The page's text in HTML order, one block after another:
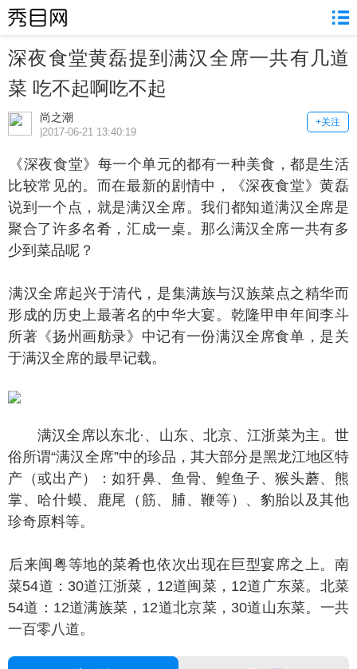
深夜食堂黄磊提到满汉全席一共有几道
菜 吃不起啊吃不起
尚之潮 +关注
|2017-06-21 13:40:19
夜食堂》每一个单元的都有一种美食，都是生活
比较常见的。而在最新的剧情中，《深夜食堂》黄磊
说到一个点，就是满汉全席。我们都知道满汉全席是
聚合了许多名肴，汇成一桌。那么满汉全席一共有多
少到菜品呢？
全席起兴于清代，是集满族与汉族菜点之精华而
形成的历史上最著名的中华大宴。乾隆甲申年间李斗
所著《扬州画舫录》中记有一份满汉全席食单，是关
于满汉全席的最早记载。
满汉全席以东北·、山东、北京、江浙菜为主。世
俗所谓“满汉全席”中的珍品，其大部分是黑龙江地区特
产（或出产）：如犴鼻、鱼骨、鳇鱼子、猴头蘑、熊
掌、哈什蟆、鹿尾（筋、脯、鞭等）、豹胎以及其他
珍奇原料等。
闽粤等地的菜肴也依次出现在巨型宴席之上。南
菜54道：30道江浙菜，12道闽菜，12道广东菜。北菜
54道：12道满族菜，12道北京菜，30道山东菜。一共
一百零八道。